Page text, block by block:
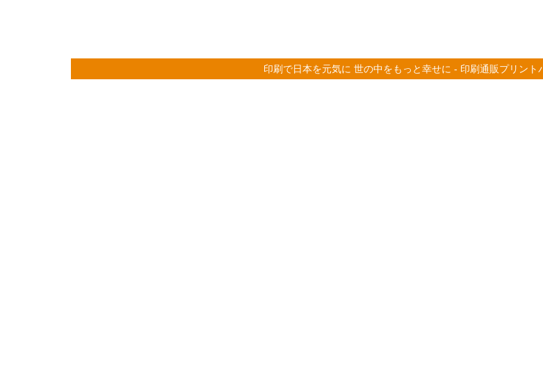
印刷で日本を元気に 世の中をもっと幸せに - 印刷通販プリン